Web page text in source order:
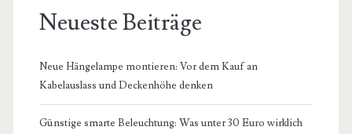
Neueste Beiträge
Neue Hängelampe montieren: Vor dem Kauf an
Kabelauslass und Deckenhöhe denken
Günstige smarte Beleuchtung: Was unter 30 Euro wirklich